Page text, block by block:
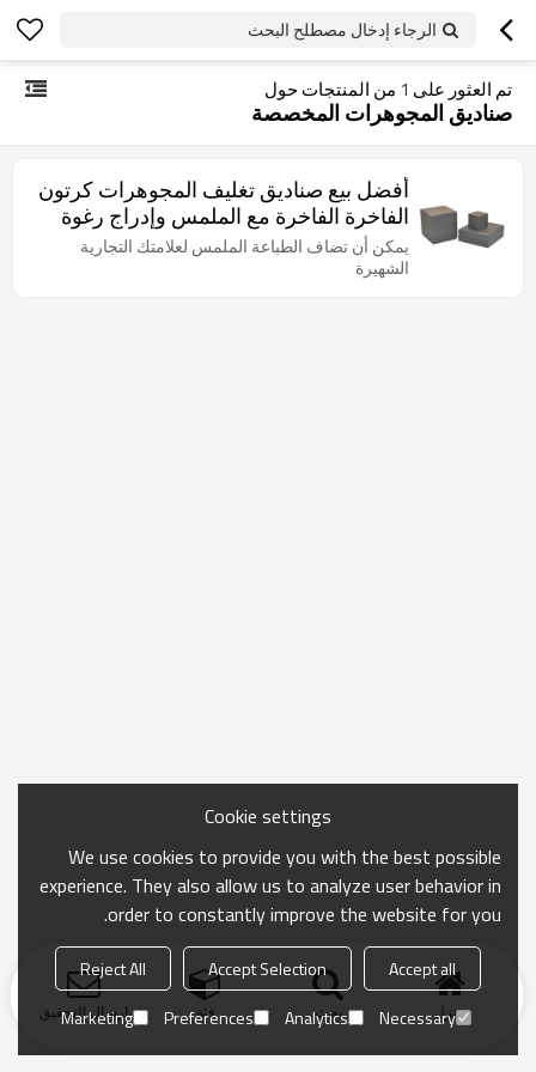
الرجاء إدخال مصطلح البحث
تم العثور على 1 من المنتجات حول
صناديق المجوهرات المخصصة
أفضل بيع صناديق تغليف المجوهرات كرتون
الفاخرة الفاخرة مع الملمس وإدراج رغوة
إيفا
يمكن أن تضاف الطباعة الملمس لعلامتك التجارية
الشهيرة
منزل بحث فئة ارسال التحقيق
Cookie settings
We use cookies to provide you with the best possible
experience. They also allow us to analyze user behavior in
order to constantly improve the website for you.
Accept all
Accept Selection
Reject All
Necessary
Analytics
Preferences
Marketing